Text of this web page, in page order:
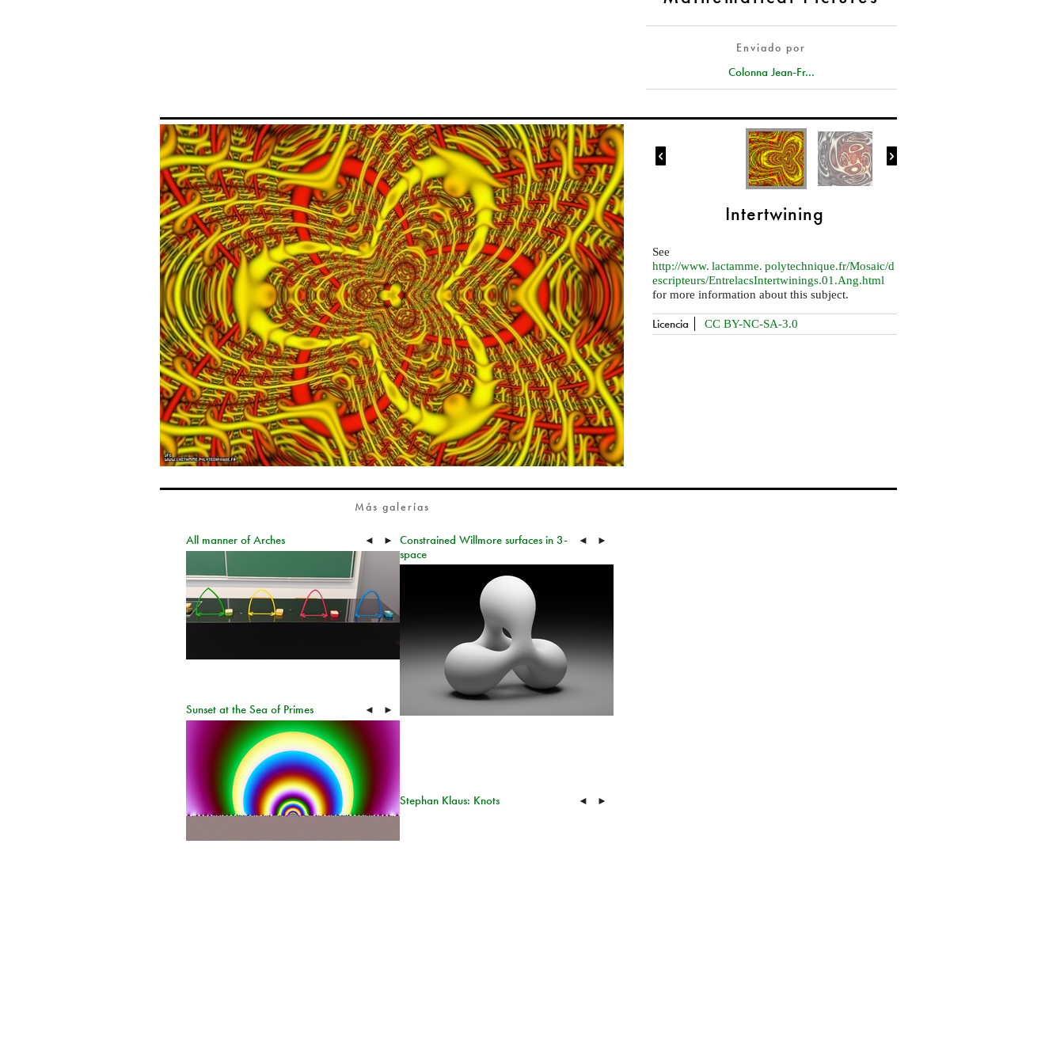
Enviado por
Colonna Jean-Fr...
 
Intertwining
See
http://www. lactamme. polytechnique.fr/Mosaic/d
escripteurs/EntrelacsIntertwinings.01.Ang.html
for more information about this subject.
Licencia CC BY-NC-SA-3.0
Más galerías
All manner of Arches ◄ ►
Constrained Willmore surfaces in 3-
space
◄ ►
Sunset at the Sea of Primes ◄ ►
Stephan Klaus: Knots ◄ ►